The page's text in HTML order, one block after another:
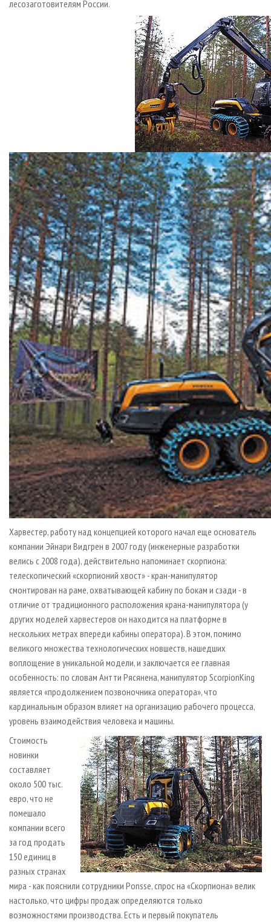
лесозаготовителям России.
Харвестер, работу над концепцией которого начал еще основатель
компании Эйнари Видгрен в 2007 году (инженерные разработки
велись с 2008 года), действительно напоминает скорпиона:
телескопический «скорпионий хвост» - кран-манипулятор
смонтирован на раме, охватывающей кабину по бокам и сзади - в
отличие от традиционного расположения крана-манипулятора (у
других моделей харвестеров он находится на платформе в
нескольких метрах впереди кабины оператора). В этом, помимо
великого множества технологических новшеств, нашедших
воплощение в уникальной модели, и заключается ее главная
особенность: по словам Антти Рясянена, манипулятор ScorpionKing
является «продолжением позвоночника оператора», что
кардинальным образом влияет на организацию рабочего процесса,
уровень взаимодействия человека и машины.
Стоимость
новинки
составляет
около 500 тыс.
евро, что не
помешало
компании всего
за год продать
150 единиц в
разных странах
мира - как пояснили сотрудники Ponsse, спрос на «Скорпиона» велик
настолько, что цифры продаж определяются только
возможностями производства. Есть и первый покупатель